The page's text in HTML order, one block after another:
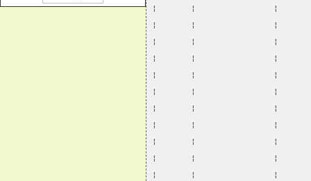
¦       ¦                ¦
¦       ¦                ¦
¦       ¦                ¦
¦       ¦                ¦
¦       ¦                ¦
¦       ¦                ¦
¦       ¦                ¦
¦       ¦                ¦         ¦с
¦       ¦                ¦         ¦и
¦       ¦                ¦
¦       ¦                ¦